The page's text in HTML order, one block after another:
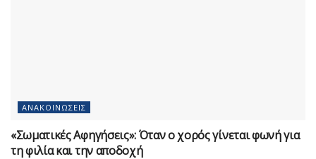
ΑΝΑΚΟΙΝΏΣΕΙΣ
«Σωματικές Αφηγήσεις»: Όταν ο χορός γίνεται φωνή για
τη φιλία και την αποδοχή